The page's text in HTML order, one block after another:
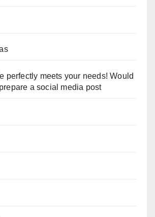
perfectly meets your needs! Would
a social media post